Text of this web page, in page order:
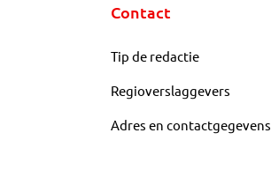
Contact
Tip de redactie
Regioverslaggevers
Adres en contactgegevens